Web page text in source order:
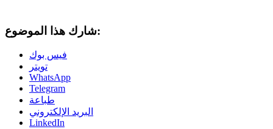
شارك هذا الموضوع:
فيس بوك
تويتر
WhatsApp
Telegram
طباعة
البريد الإلكتروني
LinkedIn